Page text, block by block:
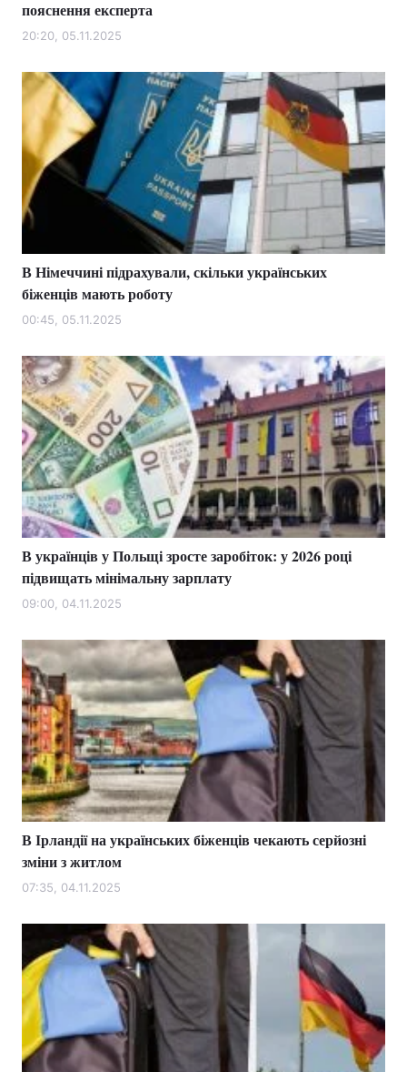
пояснення експерта
20:20, 05.11.2025
В Німеччині підрахували, скільки українських
біженців мають роботу
00:45, 05.11.2025
В українців у Польщі зросте заробіток: у 2026 році
підвищать мінімальну зарплату
09:00, 04.11.2025
В Ірландії на українських біженців чекають серйозні
зміни з житлом
07:35, 04.11.2025